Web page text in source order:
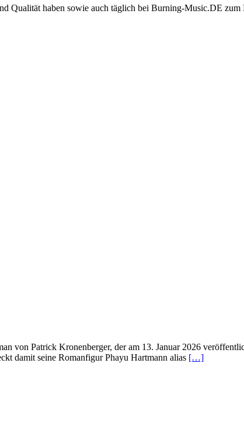
Qualität haben sowie auch täglich bei Burning-Music.DE
von Patrick Kronenberger, der am 13. Januar 2026
damit seine Romanfigur Phayu Hartmann alias […]